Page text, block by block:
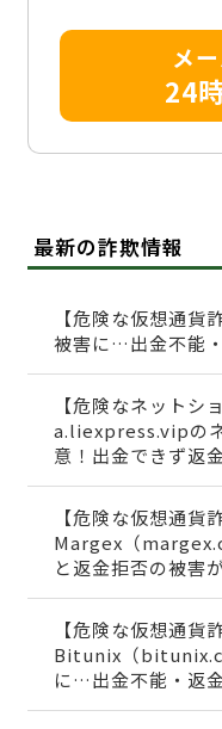
メ
24
最新の詐欺情報
【危険な仮想通貨
被害に…出金不能
【危険なネットシ
a.liexpress.vipの
意！出金できず返
【危険な仮想通貨
Margex（
と返金拒否の被害
【危険な仮想通貨
Bitunix（
に…出金不能・返